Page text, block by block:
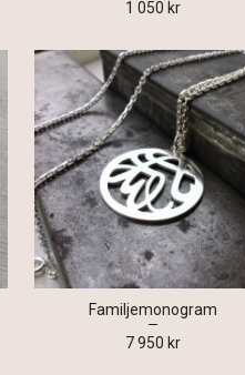
1 050 kr
Familjemonogram
7 950 kr